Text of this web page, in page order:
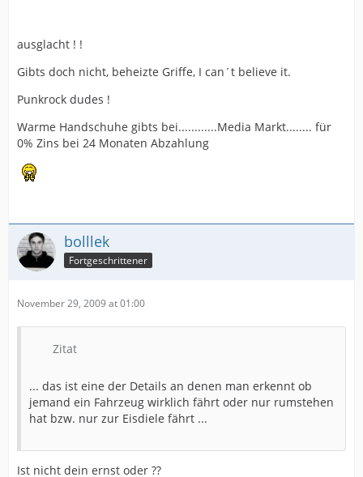
ausglacht ! !
Gibts doch nicht, beheizte Griffe, I can´t believe it.
Punkrock dudes !
Warme Handschuhe gibts bei............Media Markt........ für
0% Zins bei 24 Monaten Abzahlung
bolllek
Fortgeschrittener
November 29, 2009 at 01:00
Zitat
... das ist eine der Details an denen man erkennt ob
jemand ein Fahrzeug wirklich fährt oder nur rumstehen
hat bzw. nur zur Eisdiele fährt ...
Ist nicht dein ernst oder ??